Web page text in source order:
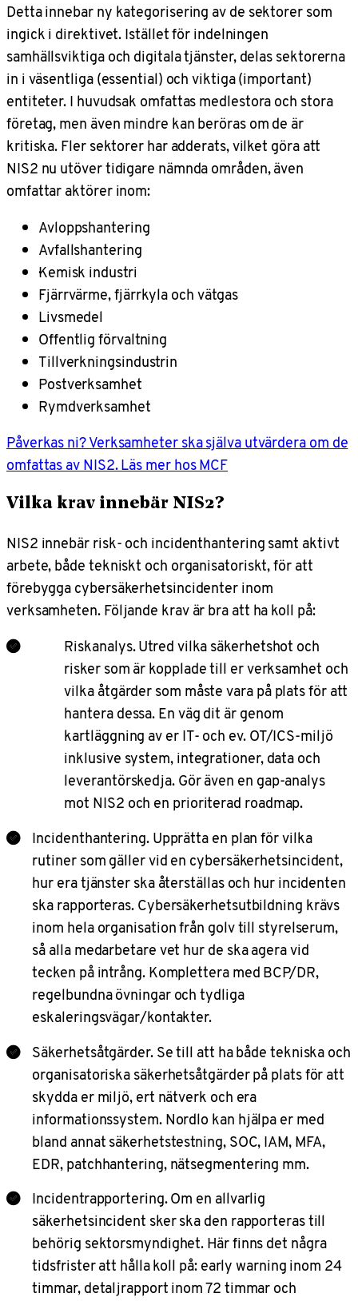
Detta innebar ny kategorisering av de sektorer som
ingick i direktivet. Istället för indelningen
samhällsviktiga och digitala tjänster, delas sektorerna
in i väsentliga (essential) och viktiga (important)
entiteter. I huvudsak omfattas medlestora och stora
företag, men även mindre kan beröras om de är
kritiska. Fler sektorer har adderats, vilket göra att
NIS2 nu utöver tidigare nämnda områden, även
omfattar aktörer inom:
Avloppshantering
Avfallshantering
·Kemisk industri
Fjärrvärme, fjärrkyla och vätgas
Livsmedel
Offentlig förvaltning
Tillverkningsindustrin
Postverksamhet
Rymdverksamhet
Påverkas ni? Verksamheter ska själva utvärdera om de
omfattas av NIS2. Läs mer hos MCF
Vilka krav innebär NIS2?
NIS2 innebär risk- och incidenthantering samt aktivt
arbete, både tekniskt och organisatoriskt, för att
förebygga cybersäkerhetsincidenter inom
verksamheten. Följande krav är bra att ha koll på:
Riskanalys. Utred vilka säkerhetshot och
risker som är kopplade till er verksamhet och
vilka åtgärder som måste vara på plats för att
hantera dessa. En väg dit är genom
kartläggning av er IT- och ev. OT/ICS-miljö
inklusive system, integrationer, data och
leverantörskedja. Gör även en gap-analys
mot NIS2 och en prioriterad roadmap.
Incidenthantering. Upprätta en plan för vilka
rutiner som gäller vid en cybersäkerhetsincident,
hur era tjänster ska återställas och hur incidenten
ska rapporteras. Cybersäkerhetsutbildning krävs
inom hela organisation från golv till styrelserum,
så alla medarbetare vet hur de ska agera vid
tecken på intrång. Komplettera med BCP/DR,
regelbundna övningar och tydliga
eskaleringsvägar/kontakter.
Säkerhetsåtgärder. Se till att ha både tekniska och
organisatoriska säkerhetsåtgärder på plats för att
skydda er miljö, ert nätverk och era
informationssystem. Nordlo kan hjälpa er med
bland annat säkerhetstestning, SOC, IAM, MFA,
EDR, patchhantering, nätsegmentering mm.
Incidentrapportering. Om en allvarlig
säkerhetsincident sker ska den rapporteras till
behörig sektorsmyndighet. Här finns det några
tidsfrister att hålla koll på: early warning inom 24
timmar, detaljrapport inom 72 timmar och